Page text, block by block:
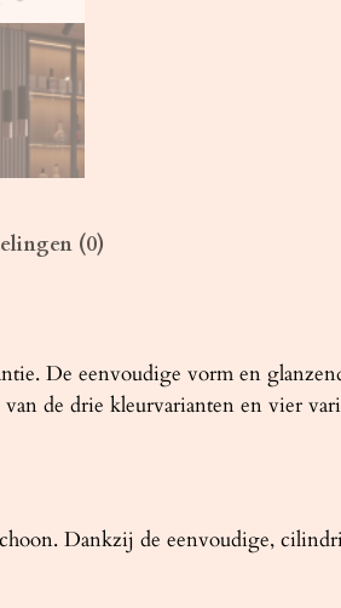
O
P
2
z
a
k
o
a
(0)
De eenvoudige vorm en
de drie kleurvarianten en vier
Dankzij de eenvoudige,